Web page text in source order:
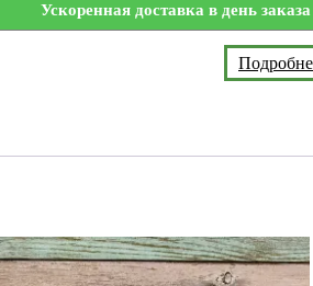
Ускоренная доставка в день